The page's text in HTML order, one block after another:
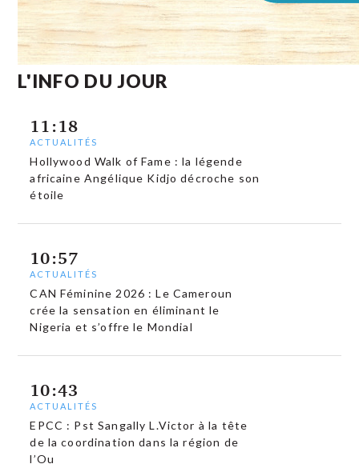
L'INFO DU JOUR
11:18
ACTUALITÉS
Hollywood Walk of Fame : la légende
africaine Angélique Kidjo décroche son
étoile
10:57
ACTUALITÉS
CAN Féminine 2026 : Le Cameroun
crée la sensation en éliminant le
Nigeria et s’offre le Mondial
10:43
ACTUALITÉS
EPCC : Pst Sangally L.Victor à la tête
de la coordination dans la région de
l’Ou